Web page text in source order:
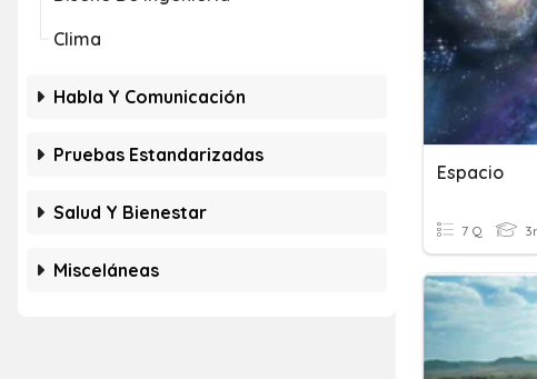
Clima
Habla Y Comunicación
Pruebas Estandarizadas
Salud Y Bienestar
Misceláneas
Espacio
7 Q